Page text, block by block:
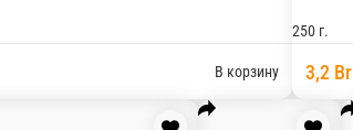
В корзину
250 г.
3,2 Br